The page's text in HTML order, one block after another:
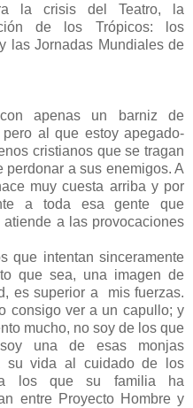
la crisis del Teatro, la
de los Trópicos: los
las Jornadas Mundiales de
apenas un barniz de
al que estoy apegado-
cristianos que se tragan
a sus enemigos. A
muy cuesta arriba y por
a toda esa gente que
a las provocaciones
que intentan sinceramente
que sea, una imagen de
es superior a mis fuerzas.
consigo ver a un capullo; y
mucho, no soy de los que
una de esas monjas
su vida al cuidado de los
los que su familia ha
entre Proyecto Hombre y